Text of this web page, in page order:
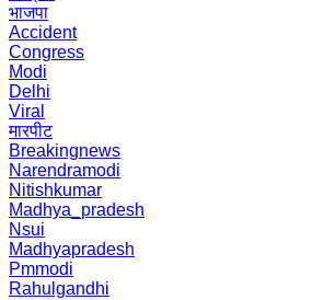
भाजपा
Accident
Congress
Modi
Delhi
Viral
मारपीट
Breakingnews
Narendramodi
Nitishkumar
Madhya_pradesh
Nsui
Madhyapradesh
Pmmodi
Rahulgandhi